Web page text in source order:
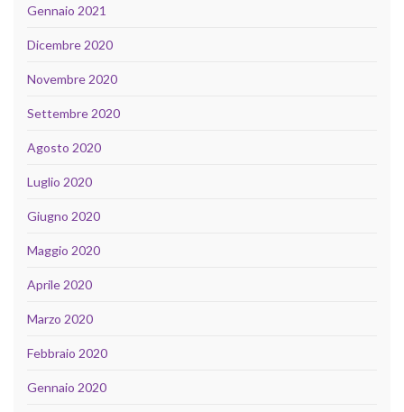
Gennaio 2021
Dicembre 2020
Novembre 2020
Settembre 2020
Agosto 2020
Luglio 2020
Giugno 2020
Maggio 2020
Aprile 2020
Marzo 2020
Febbraio 2020
Gennaio 2020